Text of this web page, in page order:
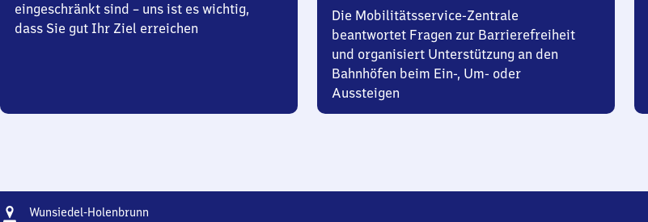
eingeschränkt sind – uns ist es wichtig,
dass Sie gut Ihr Ziel erreichen
Die Mobilitätsservice-Zentrale
beantwortet Fragen zur Barrierefreiheit
und organisiert Unterstützung an den
Bahnhöfen beim Ein-, Um- oder
Aussteigen
Adresse
Wunsiedel-Holenbrunn